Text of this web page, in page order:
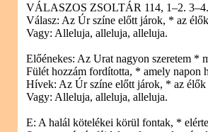
VÁLASZOS ZSOLTÁR 114, 1–2.
Válasz: Az Úr színe előtt járok, * az
Vagy: Alleluja, alleluja, alleluja.
Előénekes: Az Urat nagyon szeretem *
Fülét hozzám fordította, * amely napon
Hívek: Az Úr színe előtt járok, * az
Vagy: Alleluja, alleluja, alleluja.
E: A halál kötelékei körül fontak, *